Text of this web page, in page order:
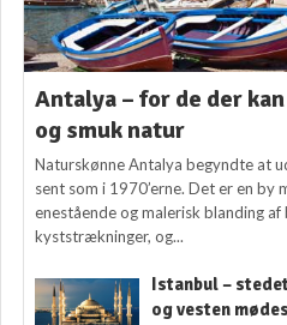
Antalya – for de der
og smuk natur
Naturskønne Antalya begyndte at
sent som i 1970’erne. Det er en by
enestående og malerisk blanding af
kyststrækninger, og...
Istanbul –
og vesten mødes